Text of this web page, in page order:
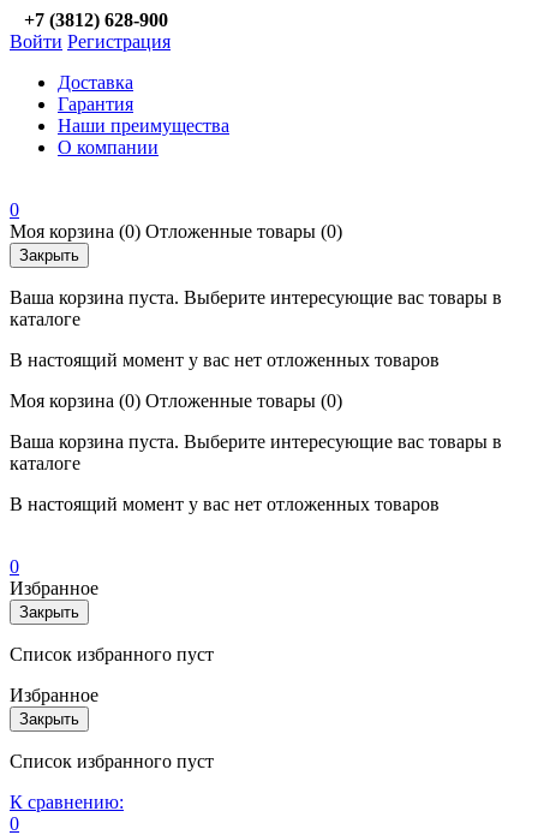
+7 (3812) 628-900
Войти Регистрация
Доставка
Гарантия
Наши преимущества
О компании
0
Моя корзина (0) Отложенные товары (0)
Закрыть
Ваша корзина пуста. Выберите интересующие вас товары в
каталоге
В настоящий момент у вас нет отложенных товаров
Моя корзина (0) Отложенные товары (0)
Ваша корзина пуста. Выберите интересующие вас товары в
каталоге
В настоящий момент у вас нет отложенных товаров
0
Избранное
Закрыть
Список избранного пуст
Избранное
Закрыть
Список избранного пуст
К сравнению:
0